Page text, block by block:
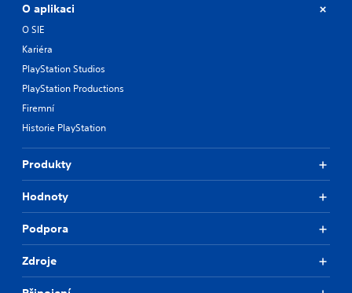
O aplikaci
O SIE
Kariéra
PlayStation Studios
PlayStation Productions
Firemní
Historie PlayStation
Produkty
Hodnoty
Podpora
Zdroje